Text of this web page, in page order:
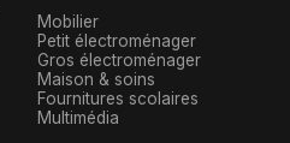
Mobilier
Petit électroménager
Gros électroménager
Maison & soins
Fournitures scolaires
Multimédia